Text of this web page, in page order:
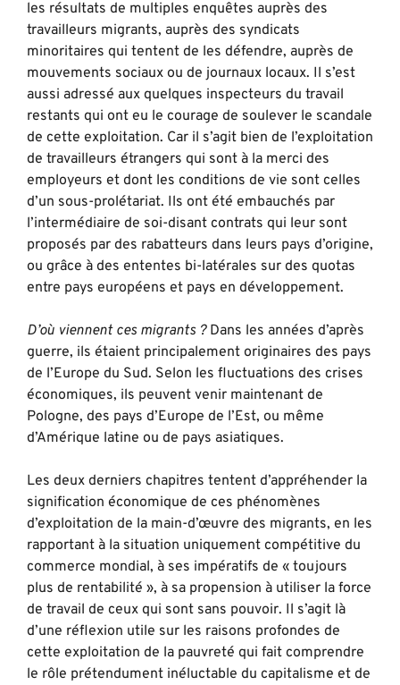
les résultats de multiples enquêtes auprès des
travailleurs migrants, auprès des syndicats
minoritaires qui tentent de les défendre, auprès de
mouvements sociaux ou de journaux locaux. Il s’est
aussi adressé aux quelques inspecteurs du travail
restants qui ont eu le courage de soulever le scandale
de cette exploitation. Car il s’agit bien de l’exploitation
de travailleurs étrangers qui sont à la merci des
employeurs et dont les conditions de vie sont celles
d’un sous-prolétariat. Ils ont été embauchés par
l’intermédiaire de soi-disant contrats qui leur sont
proposés par des rabatteurs dans leurs pays d’origine,
ou grâce à des ententes bi-latérales sur des quotas
entre pays européens et pays en développement.
D’où viennent ces migrants ?Dans les années d’après
guerre, ils étaient principalement originaires des pays
de l’Europe du Sud. Selon les fluctuations des crises
économiques, ils peuvent venir maintenant de
Pologne, des pays d’Europe de l’Est, ou même
d’Amérique latine ou de pays asiatiques.
Les deux derniers chapitres tentent d’appréhender la
signification économique de ces phénomènes
d’exploitation de la main-d’œuvre des migrants, en les
rapportant à la situation uniquement compétitive du
commerce mondial, à ses impératifs de « toujours
plus de rentabilité », à sa propension à utiliser la force
de travail de ceux qui sont sans pouvoir. Il s’agit là
d’une réflexion utile sur les raisons profondes de
cette exploitation de la pauvreté qui fait comprendre
le rôle prétendument inéluctable du capitalisme et de